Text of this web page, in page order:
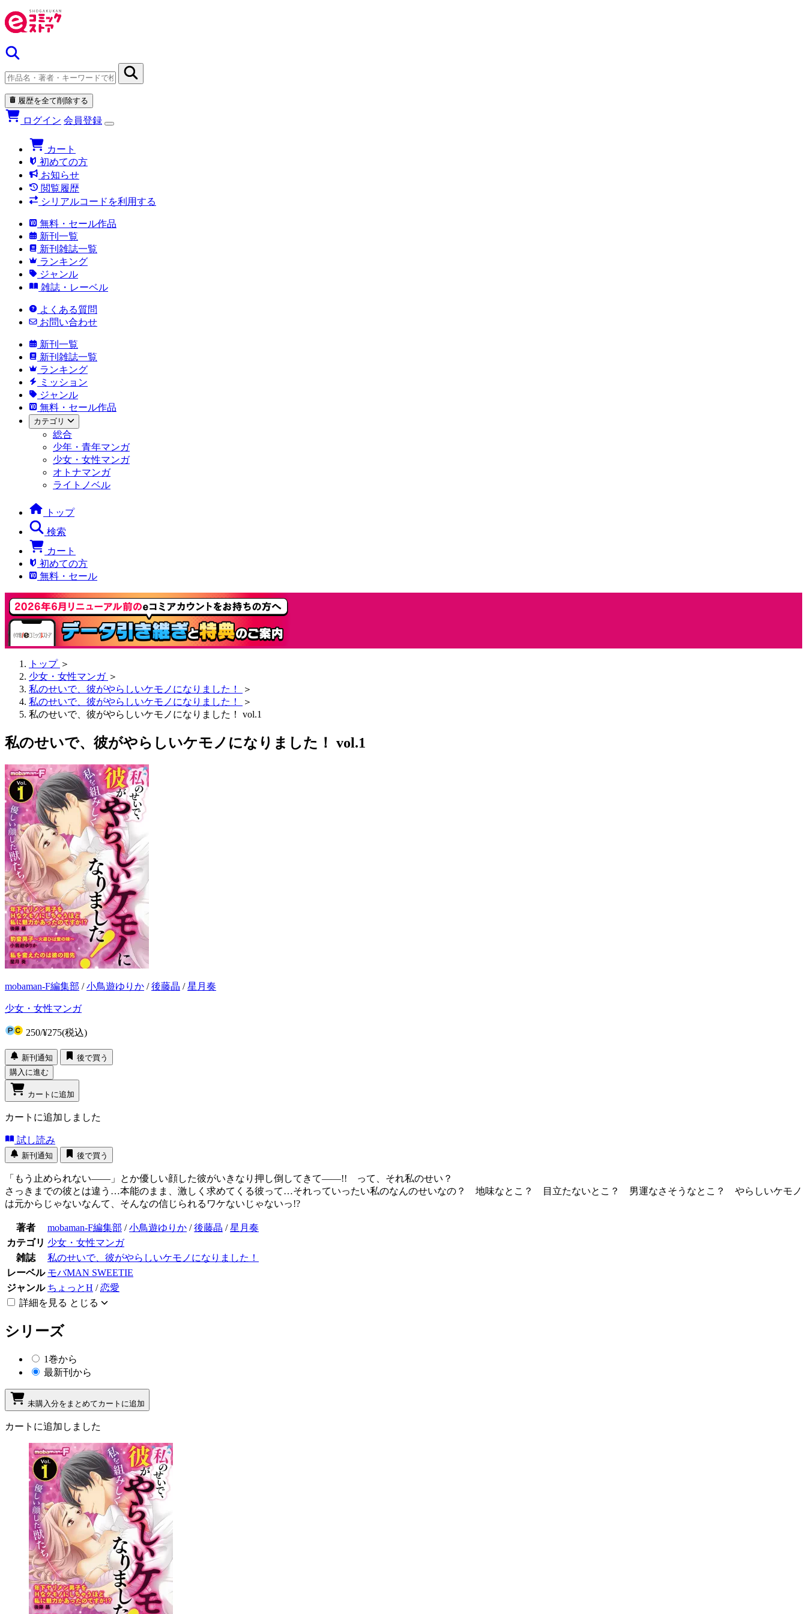
履歴を全て削除する
ログイン 会員登録
カート
初めての方
お知らせ
閲覧履歴
シリアルコードを利用する
無料・セール作品
新刊一覧
新刊雑誌一覧
ランキング
ジャンル
雑誌・レーベル
よくある質問
お問い合わせ
新刊一覧
新刊雑誌一覧
ランキング
ミッション
ジャンル
無料・セール作品
カテゴリ
総合
少年・青年マンガ
少女・女性マンガ
オトナマンガ
ライトノベル
トップ
検索
カート
初めての方
無料・セール
トップ ＞
少女・女性マンガ ＞
私のせいで、彼がやらしいケモノになりました！
＞
私のせいで、彼がやらしいケモノになりました！
＞
私のせいで、彼がやらしいケモノになりました！ vol.1
私のせいで、彼がやらしいケモノになりました！ vol.1
mobaman-F編集部 /小鳥遊ゆりか /後藤晶 /星月奏
少女・女性マンガ
250/¥275(税込)
新刊通知
後で買う
購入に進む
カートに追加
カートに追加しました
試し読み
新刊通知 後で買う
「もう止められない――」とか優しい顔した彼がいきなり押し倒してきて――!! って、それ私のせい？
さっきまでの彼とは違う…本能のまま、激しく求めてくる彼って…それっていったい私のなんのせいなの？ 地味なとこ？ 目立たないとこ？ 男運なさそうなとこ？ やらしいケモノ
は元からじゃないなんて、そんなの信じられるワケないじゃないっ!?
著者 mobaman-F編集部 /小鳥遊ゆりか /後藤晶 /星月奏
カテゴリ 少女・女性マンガ
雑誌
私のせいで、彼がやらしいケモノになりました！
レーベル モバMAN SWEETIE
ジャンル ちょっとH /恋愛
詳細を見る とじる
シリーズ
1巻から
最新刊から
未購入分をまとめてカートに追加
カートに追加しました